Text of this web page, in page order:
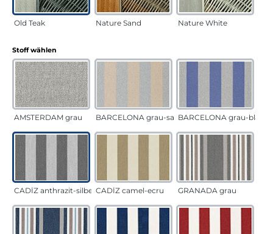
Old Teak Nature Sand Nature White
Stoff wählen
AMSTERDAM grau BARCELONA grau-sandBARCELONA grau-blau
CADÍZ anthrazit-silber CADÍZ camel-ecru GRANADA grau